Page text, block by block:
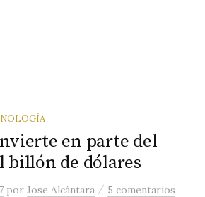
en parte del
billón de dólares
porJose Alcántara / 5 comentarios